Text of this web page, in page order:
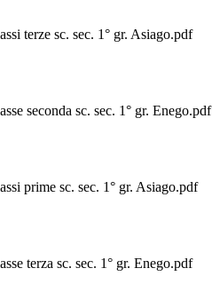
terze sc. sec. 1° gr. Asiago.pdf
seconda sc. sec. 1° gr. Enego.pdf
prime sc. sec. 1° gr. Asiago.pdf
terza sc. sec. 1° gr. Enego.pdf